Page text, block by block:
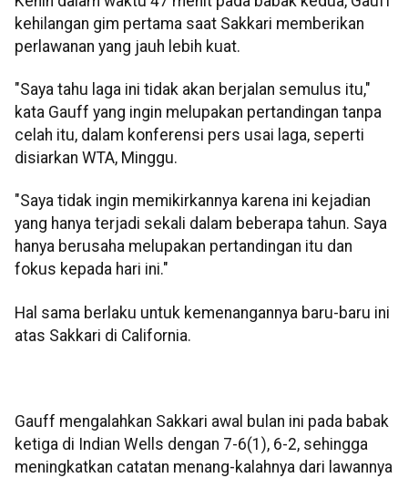
kehilangan gim pertama saat Sakkari memberikan
perlawanan yang jauh lebih kuat.
"Saya tahu laga ini tidak akan berjalan semulus itu,"
kata Gauff yang ingin melupakan pertandingan tanpa
celah itu, dalam konferensi pers usai laga, seperti
disiarkan WTA, Minggu.
"Saya tidak ingin memikirkannya karena ini kejadian
yang hanya terjadi sekali dalam beberapa tahun. Saya
hanya berusaha melupakan pertandingan itu dan
fokus kepada hari ini."
Hal sama berlaku untuk kemenangannya baru-baru ini
atas Sakkari di California.
Gauff mengalahkan Sakkari awal bulan ini pada babak
ketiga di Indian Wells dengan 7-6(1), 6-2, sehingga
meningkatkan catatan menang-kalahnya dari lawannya